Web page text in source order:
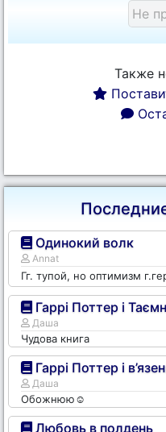
Также
Одинокий волк
Annat
Гг. тупой, но оптимизм
Гаррі Поттер і
Даша
Чудова книга
Гаррі Поттер і
Даша
Обожнюю☺️
Любовь в полдень